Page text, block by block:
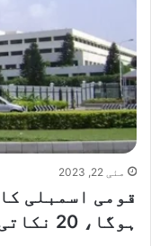
مئی 22, 2023
ہوگا، 20 نکاتی ایجنڈا جاری